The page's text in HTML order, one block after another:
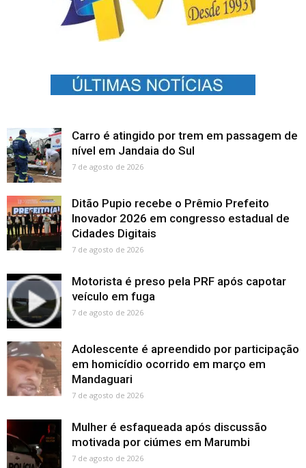
Carro é atingido por trem em passagem de
nível em Jandaia do Sul
7 de agosto de 2026
Ditão Pupio recebe o Prêmio Prefeito
Inovador 2026 em congresso estadual de
Cidades Digitais
7 de agosto de 2026
Motorista é preso pela PRF após capotar
veículo em fuga
7 de agosto de 2026
Adolescente é apreendido por participação
em homicídio ocorrido em março em
Mandaguari
7 de agosto de 2026
Mulher é esfaqueada após discussão
motivada por ciúmes em Marumbi
7 de agosto de 2026